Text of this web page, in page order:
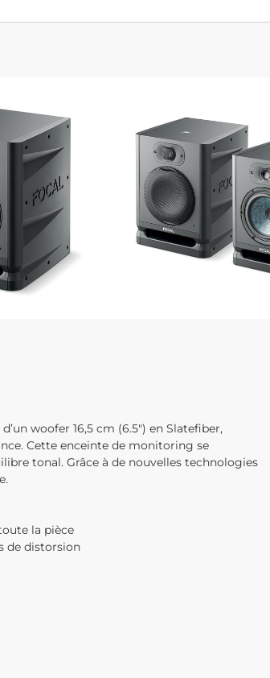
woofer 16,5 cm (6.5″) en Slatefiber,
Cette enceinte de monitoring se
tonal. Grâce à de nouvelles technologies
la pièce
de distorsion